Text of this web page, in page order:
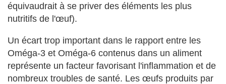
équivaudrait à se priver des éléments les plus
nutritifs de l'œuf).
Un écart trop important dans le rapport entre les
Oméga-3 et Oméga-6 contenus dans un aliment
représente un facteur favorisant l'inflammation et de
nombreux troubles de santé. Les œufs produits par